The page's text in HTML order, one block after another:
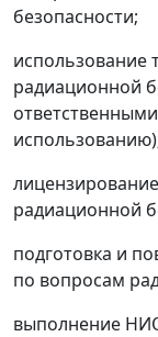
безопасности;
использование
радиационной
радиационной
подготовка и
по вопросам
выполнение